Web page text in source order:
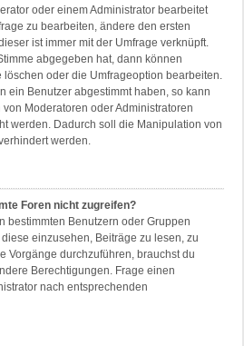
oder einem Administrator bearbeitet
zu bearbeiten, ändere den ersten
ist immer mit der Umfrage verknüpft.
abgegeben hat, dann können
löschen oder die Umfrageoption bearbeiten.
ein Benutzer abgestimmt haben, so kann
Moderatoren oder Administratoren
werden. Dadurch soll die Manipulation von
werden.
Foren nicht zugreifen?
bestimmten Benutzern oder Gruppen
einzusehen, Beiträge zu lesen, zu
Vorgänge durchzuführen, brauchst du
Berechtigungen. Frage einen
nach entsprechenden